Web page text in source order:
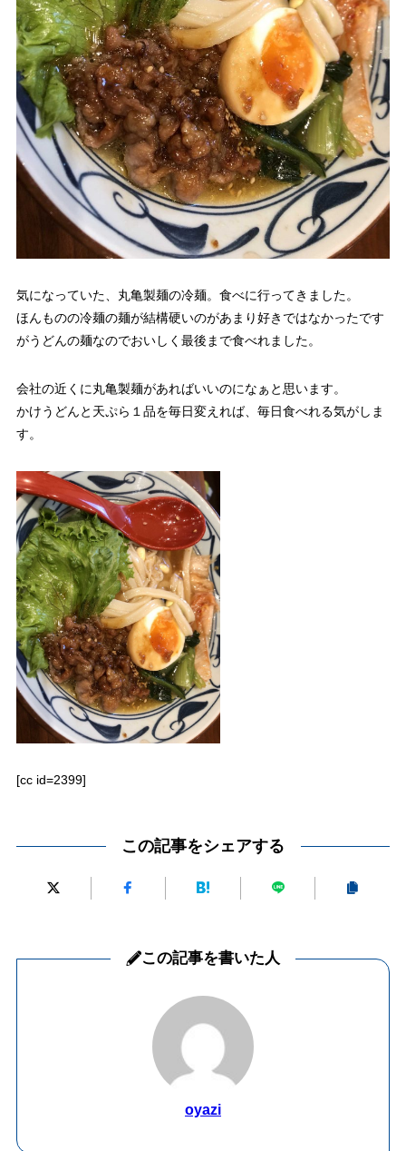
気になっていた、丸亀製麺の冷麺。食べに行ってきました。
ほんものの冷麺の麺が結構硬いのがあまり好きではなかったです
がうどんの麺なのでおいしく最後まで食べれました。
会社の近くに丸亀製麺があればいいのになぁと思います。
かけうどんと天ぷら１品を毎日変えれば、毎日食べれる気がしま
す。
[cc id=2399]
この記事をシェアする
この記事を書いた人
oyazi